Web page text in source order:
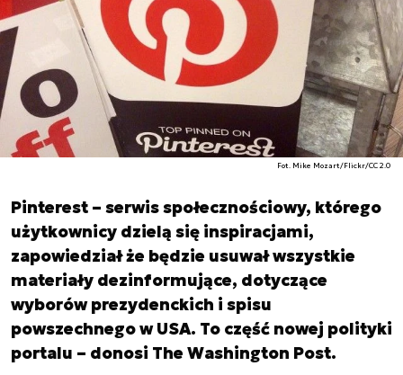
Fot. Mike Mozart/Flickr/CC 2.0
Pinterest – serwis społecznościowy, którego
użytkownicy dzielą się inspiracjami,
zapowiedział że będzie usuwał wszystkie
materiały dezinformujące, dotyczące
wyborów prezydenckich i spisu
powszechnego w USA. To część nowej polityki
portalu – donosi The Washington Post.